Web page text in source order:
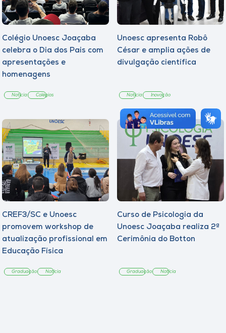
Colégio Unoesc Joaçaba
celebra o Dia dos Pais com
apresentações e
homenagens
Notícia Colégios
Unoesc apresenta Robô
César e amplia ações de
divulgação científica
Notícia Inovação
CREF3/SC e Unoesc
promovem workshop de
atualização profissional em
Educação Física
Graduação Notícia
Curso de Psicologia da
Unoesc Joaçaba realiza 2ª
Cerimônia do Botton
Graduação Notícia